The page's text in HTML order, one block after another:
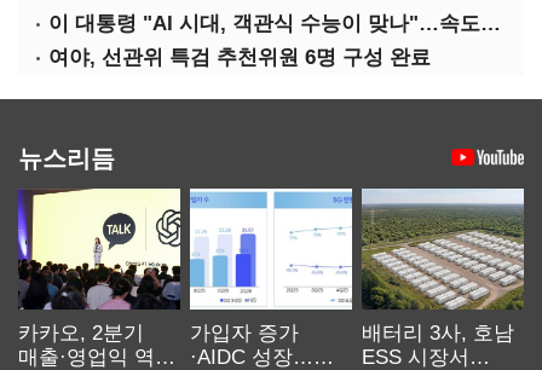
이 대통령 "AI 시대, 객관식 수능이 맞나"…속도전 '경계'
여야, 선관위 특검 추천위원 6명 구성 완료
뉴스리듬
카카오, 2분기
매출·영업익 역대
가입자 증가
·AIDC 성장…
배터리 3사, 호남
ESS 시장서